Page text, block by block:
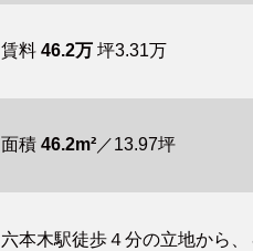
賃料 46.2万坪3.31万
面積 46.2m²／13.97坪
六本木駅徒歩４分の立地から